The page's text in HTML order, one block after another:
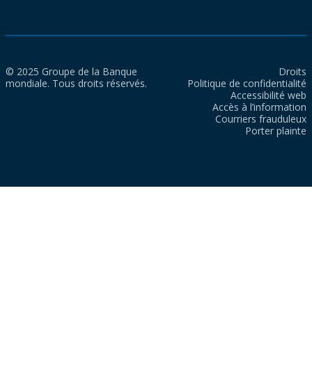
© 2025 Groupe de la Banque
mondiale. Tous droits réservés.
Droits
Politique de confidentialité
Accessibilité web
Accès à l’information
Courriers frauduleux
Porter plainte